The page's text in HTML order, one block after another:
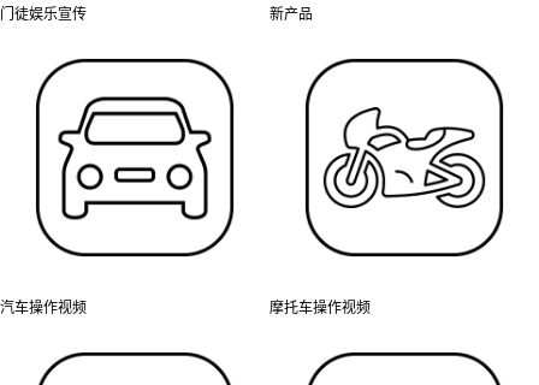
门徒娱乐宣传 新产品
汽车操作视频 摩托车操作视频